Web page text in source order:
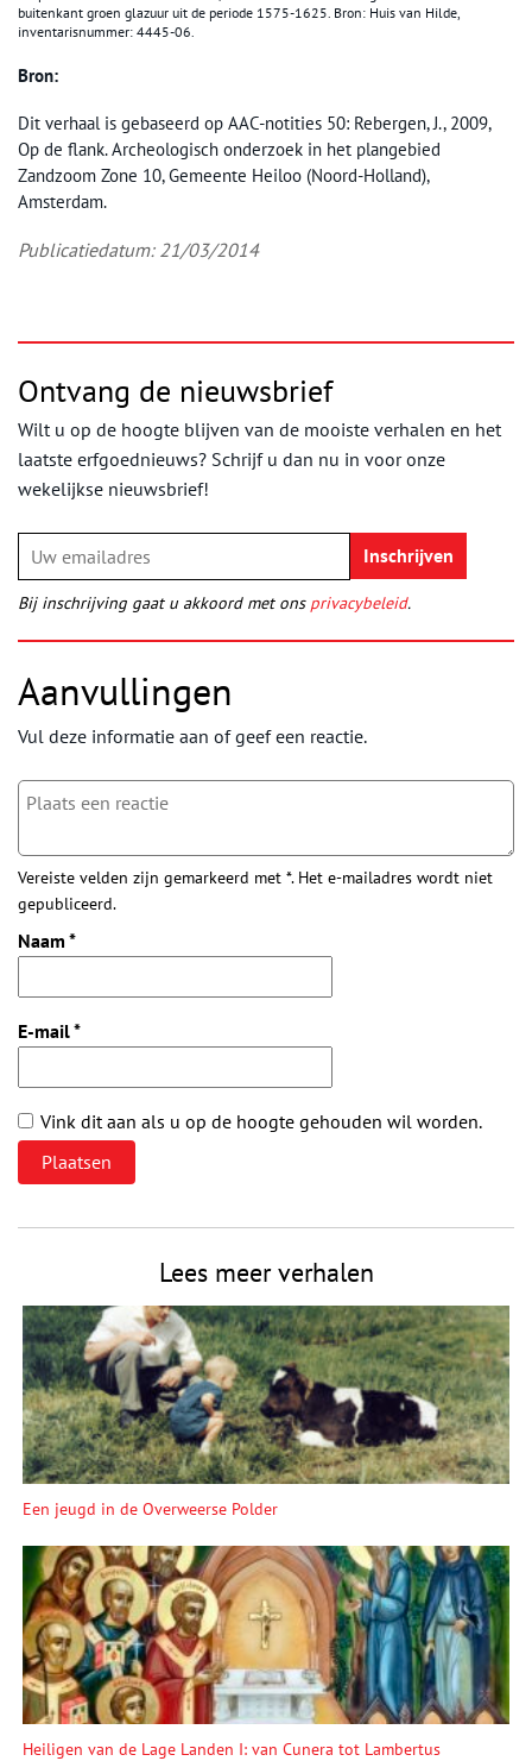
buitenkant groen glazuur uit de periode 1575-1625. Bron: Huis van Hilde,
inventarisnummer: 4445-06.
Bron:
Dit verhaal is gebaseerd op AAC-notities 50: Rebergen, J., 2009,
Op de flank. Archeologisch onderzoek in het plangebied
Zandzoom Zone 10, Gemeente Heiloo (Noord-Holland),
Amsterdam.
Publicatiedatum: 21/03/2014
Ontvang de nieuwsbrief
Wilt u op de hoogte blijven van de mooiste verhalen en het
laatste erfgoednieuws? Schrijf u dan nu in voor onze
wekelijkse nieuwsbrief!
Bij inschrijving gaat u akkoord met ons privacybeleid.
Aanvullingen
Vul deze informatie aan of geef een reactie.
Vereiste velden zijn gemarkeerd met *. Het e-mailadres wordt niet
gepubliceerd.
Naam *
E-mail*
Vink dit aan als u op de hoogte gehouden wil worden.
Lees meer verhalen
Een jeugd in de Overweerse Polder
Heiligen van de Lage Landen I: van Cunera tot Lambertus